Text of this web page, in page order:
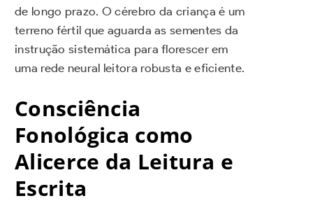
de longo prazo. O cérebro da criança é um
terreno fértil que aguarda as sementes da
instrução sistemática para florescer em
uma rede neural leitora robusta e eficiente.
Consciência
Fonológica como
Alicerce da Leitura e
Escrita